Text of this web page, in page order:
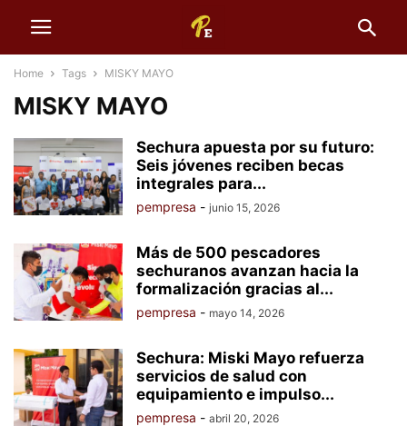
Home Tags MISKY MAYO
MISKY MAYO
Sechura apuesta por su futuro:
Seis jóvenes reciben becas
integrales para...
pempresa - junio 15, 2026
Más de 500 pescadores
sechuranos avanzan hacia la
formalización gracias al...
pempresa - mayo 14, 2026
Sechura: Miski Mayo refuerza
servicios de salud con
equipamiento e impulso...
pempresa - abril 20, 2026